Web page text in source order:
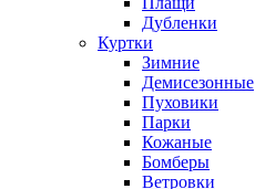
Дубленки
Куртки
Зимние
Демисезонные
Пуховики
Парки
Кожаные
Бомберы
Ветровки